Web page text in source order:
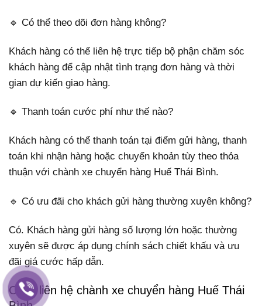
🔹 Có thể theo dõi đơn hàng không?
Khách hàng có thể liên hệ trực tiếp bộ phận chăm sóc
khách hàng để cập nhật tình trạng đơn hàng và thời
gian dự kiến giao hàng.
🔹 Thanh toán cước phí như thế nào?
Khách hàng có thể thanh toán tại điểm gửi hàng, thanh
toán khi nhận hàng hoặc chuyển khoản tùy theo thỏa
thuận với chành xe chuyển hàng Huế Thái Bình.
🔹 Có ưu đãi cho khách gửi hàng thường xuyên không?
Có. Khách hàng gửi hàng số lượng lớn hoặc thường
xuyên sẽ được áp dụng chính sách chiết khấu và ưu
đãi giá cước hấp dẫn.
Cách liên hệ chành xe chuyển hàng Huế Thái